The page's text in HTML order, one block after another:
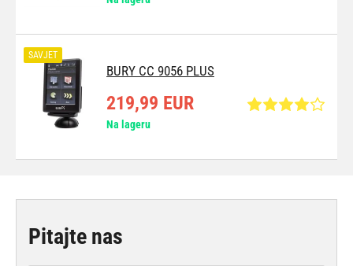
BURY CC 9056 PLUS
SAVJET
219,99 EUR
Na lageru
Pitajte nas